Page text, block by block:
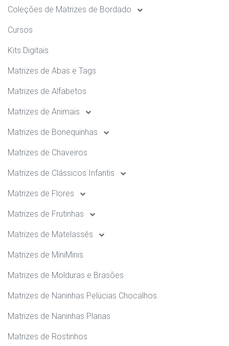
Coleções de Matrizes de Bordado
Cursos
Kits Digitais
Matrizes de Abas e Tags
Matrizes de Alfabetos
Matrizes de Animais
Matrizes de Bonequinhas
Matrizes de Chaveiros
Matrizes de Clássicos Infantis
Matrizes de Flores
Matrizes de Frutinhas
Matrizes de Matelassês
Matrizes de MiniMinis
Matrizes de Molduras e Brasões
Matrizes de Naninhas Pelúcias Chocalhos
Matrizes de Naninhas Planas
Matrizes de Rostinhos